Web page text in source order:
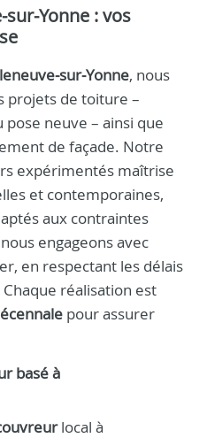
: vos
, nous
projets de toiture –
neuve – ainsi que
de façade. Notre
expérimentés maîtrise
et contemporaines,
aux contraintes
engageons avec
en respectant les délais
réalisation est
pour assurer
basé à
local à